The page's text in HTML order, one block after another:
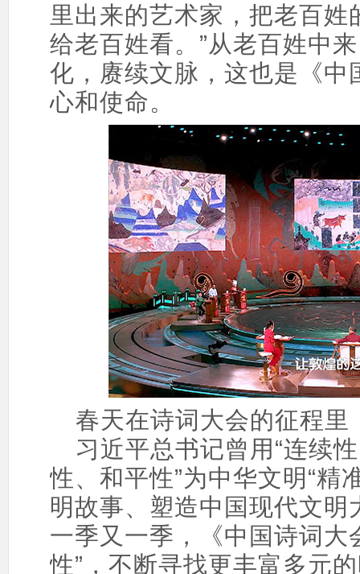
里出来的艺术家，把老百
给老百姓看。”从老百姓中
化，赓续文脉，这也是《
心和使命。
春天在诗词大会的征程里
习近平总书记曾用“连续
性、和平性”为中华文明“精
明故事、塑造中国现代文
一季又一季，《中国诗词大
性”，不断寻找更丰富多元